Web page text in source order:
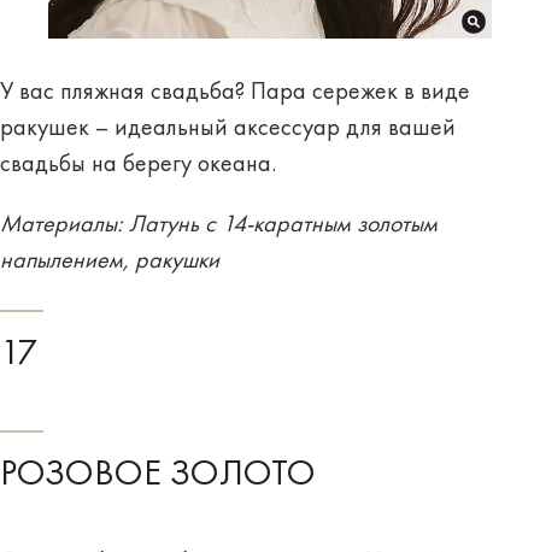
У вас пляжная свадьба? Пара сережек в виде
ракушек – идеальный аксессуар для вашей
свадьбы на берегу океана.
Материалы: Латунь с 14-каратным золотым
напылением, ракушки
17
РОЗОВОЕ ЗОЛОТО